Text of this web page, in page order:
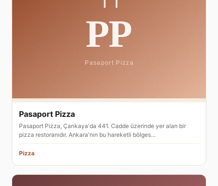
Pasaport Pizza
Pasaport Pizza, Çankaya'da 441. Cadde üzerinde yer alan bir
pizza restoranıdır. Ankara'nın bu hareketli bölges…
Pizza